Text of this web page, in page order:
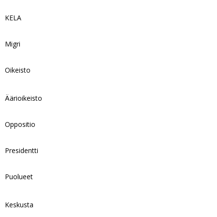
KELA
Migri
Oikeisto
Äärioikeisto
Oppositio
Presidentti
Puolueet
Keskusta